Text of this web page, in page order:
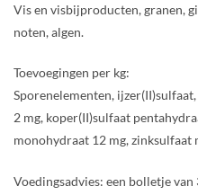
Vis en visbijproducten, granen,
noten, algen.
Toevoegingen per kg:
Sporenelementen,
2 mg, koper(II)sulfaat
monohydraat 12 mg, zinksulfaat
Voedingsadvies: een bolletje